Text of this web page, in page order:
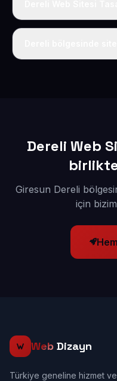
Tek fiyat uygulanır:
Dereli Web
Giresun Dereli
için
Web Dizayn
Türkiye geneline hizmet